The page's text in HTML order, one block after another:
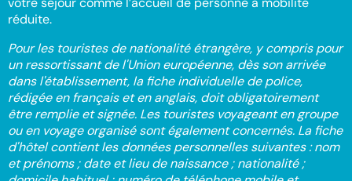
réduite.
Pour les touristes de nationalité étrangère, y compris pour
un ressortissant de l'Union européenne, dès son arrivée
dans l'établissement, la fiche individuelle de police,
rédigée en français et en anglais, doit obligatoirement
être remplie et signée. Les touristes voyageant en groupe
ou en voyage organisé sont également concernés. La fiche
d'hôtel contient les données personnelles suivantes : nom
et prénoms ; date et lieu de naissance ; nationalité ;